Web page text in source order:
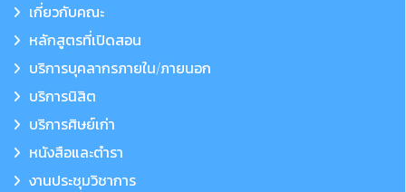
เกี่ยวกับคณะ
หลักสูตรที่เปิดสอน
บริการบุคลากรภายใน/ภายนอก
บริการนิสิต
บริการศิษย์เก่า
หนังสือและตำรา
งานประชุมวิชาการ